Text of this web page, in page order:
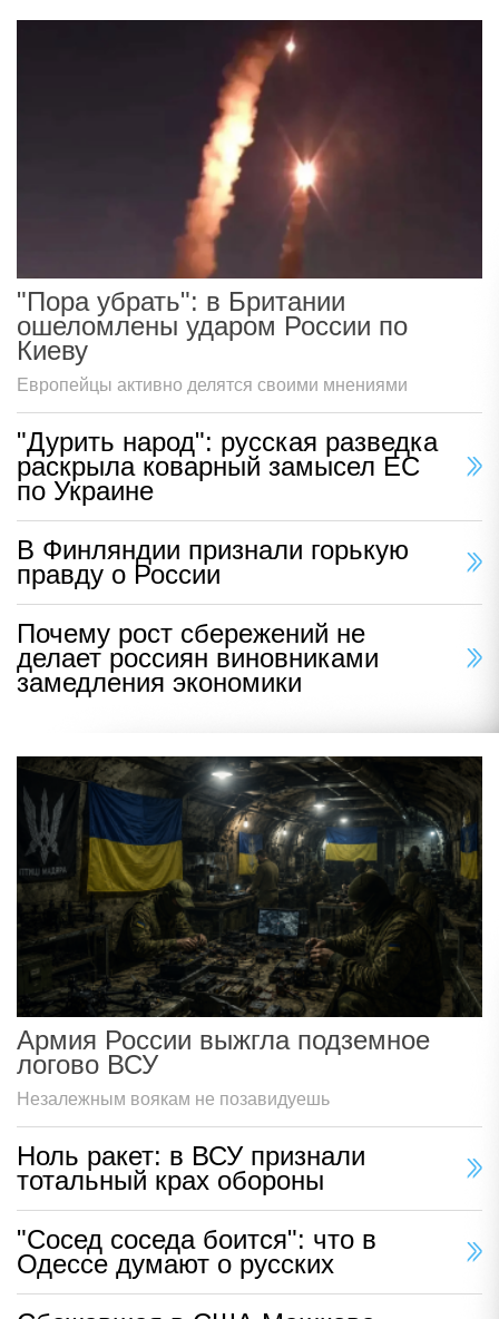
"Пора убрать": в Британии
ошеломлены ударом России по
Киеву
Европейцы активно делятся своими мнениями
"Дурить народ": русская разведка
раскрыла коварный замысел ЕС
по Украине
В Финляндии признали горькую
правду о России
Почему рост сбережений не
делает россиян виновниками
замедления экономики
Армия России выжгла подземное
логово ВСУ
Незалежным воякам не позавидуешь
Ноль ракет: в ВСУ признали
тотальный крах обороны
"Сосед соседа боится": что в
Одессе думают о русских